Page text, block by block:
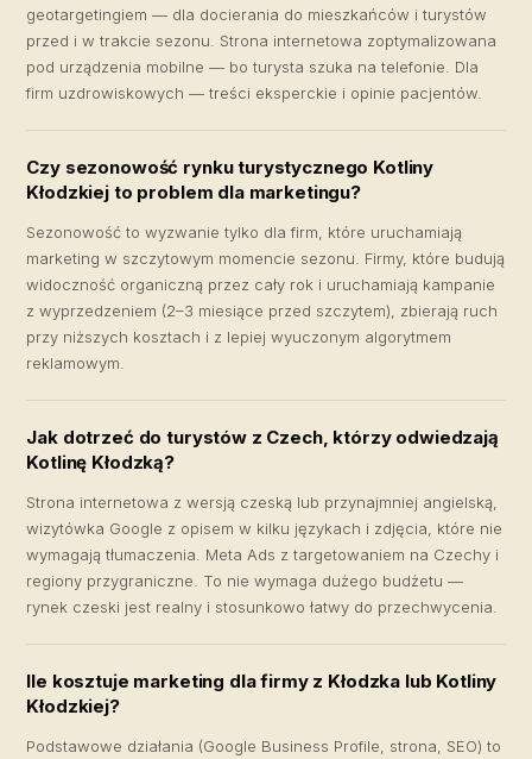
geotargetingiem — dla docierania do mieszkańców i turystów
przed i w trakcie sezonu. Strona internetowa zoptymalizowana
pod urządzenia mobilne — bo turysta szuka na telefonie. Dla
firm uzdrowiskowych — treści eksperckie i opinie pacjentów.
Czy sezonowość rynku turystycznego Kotliny
Kłodzkiej to problem dla marketingu?
Sezonowość to wyzwanie tylko dla firm, które uruchamiają
marketing w szczytowym momencie sezonu. Firmy, które budują
widoczność organiczną przez cały rok i uruchamiają kampanie
z wyprzedzeniem (2–3 miesiące przed szczytem), zbierają ruch
przy niższych kosztach i z lepiej wyuczonym algorytmem
reklamowym.
Jak dotrzeć do turystów z Czech, którzy odwiedzają
Kotlinę Kłodzką?
Strona internetowa z wersją czeską lub przynajmniej angielską,
wizytówka Google z opisem w kilku językach i zdjęcia, które nie
wymagają tłumaczenia. Meta Ads z targetowaniem na Czechy i
regiony przygraniczne. To nie wymaga dużego budżetu —
rynek czeski jest realny i stosunkowo łatwy do przechwycenia.
Ile kosztuje marketing dla firmy z Kłodzka lub Kotliny
Kłodzkiej?
Podstawowe działania (Google Business Profile, strona, SEO) to